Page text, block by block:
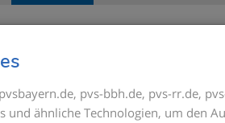
pvs-bbh.de, pvs-rr.de,
und ähnliche Technologien, um den